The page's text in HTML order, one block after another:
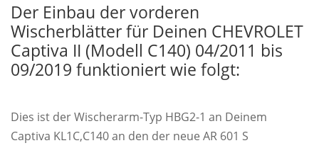
Der Einbau der vorderen
Wischerblätter für Deinen CHEVROLET
Captiva II (Modell C140) 04/2011 bis
09/2019 funktioniert wie folgt:
Dies ist der Wischerarm-Typ HBG2-1 an Deinem
Captiva KL1C,C140 an den der neue AR 601 S